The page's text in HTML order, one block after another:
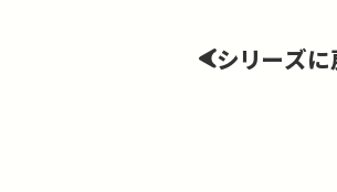
シリーズに